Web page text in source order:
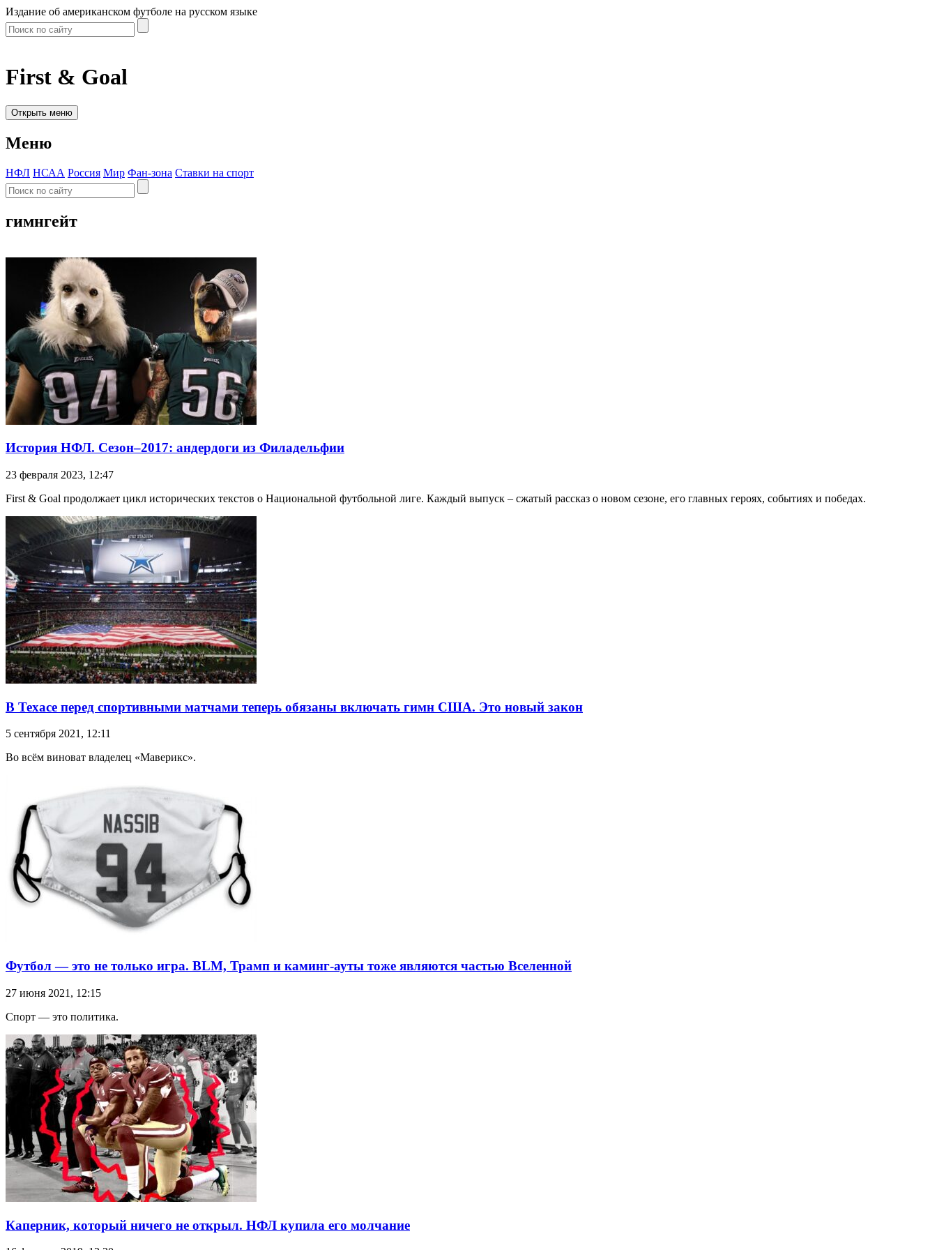
Издание об американском футболе на русском языке
First & Goal
Открыть меню
Меню
НФЛ НСАА Россия Мир Фан-зона Ставки на спорт
гимнгейт
История НФЛ. Сезон–2017: андердоги из Филадельфии
23 февраля 2023, 12:47
First & Goal продолжает цикл исторических текстов о Национальной футбольной лиге. Каждый выпуск – сжатый рассказ о новом сезоне, его главных героях, событиях и победах.
В Техасе перед спортивными матчами теперь обязаны включать гимн США. Это новый закон
5 сентября 2021, 12:11
Во всём виноват владелец «Маверикс».
Футбол — это не только игра. BLM, Трамп и каминг-ауты тоже являются частью Вселенной
27 июня 2021, 12:15
Спорт — это политика.
Каперник, который ничего не открыл. НФЛ купила его молчание